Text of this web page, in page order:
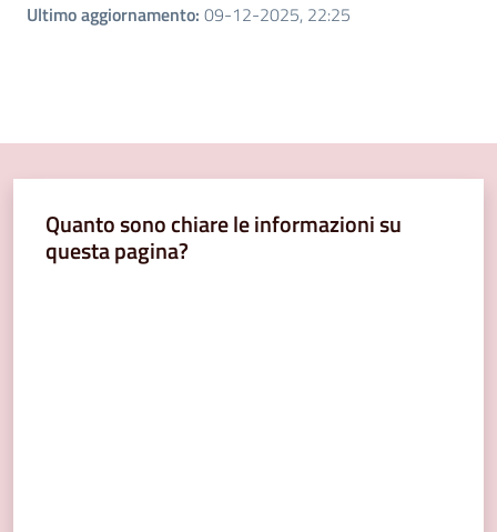
Ultimo aggiornamento: 09-12-2025, 22:25
Quanto sono chiare le informazioni su
questa pagina?